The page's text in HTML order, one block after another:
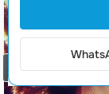
Comanda un